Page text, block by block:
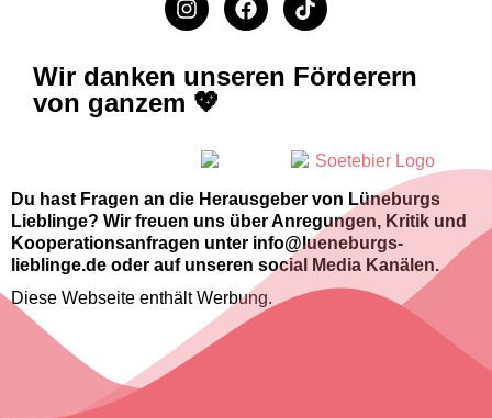
Wir danken unseren Förderern
von ganzem 💖
Du hast Fragen an die Herausgeber von Lüneburgs
Lieblinge? Wir freuen uns über Anregungen, Kritik und
Kooperationsanfragen unter info@lueneburgs-
lieblinge.de oder auf unseren social Media Kanälen.
Diese Webseite enthält Werbung.